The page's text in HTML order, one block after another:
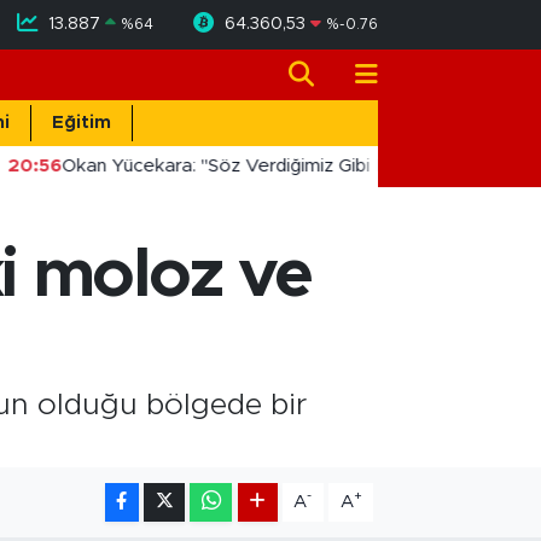
13.887 %64 64.360,53 %-0.76
Eğitim
20:56Okan Yücekara: "Söz Verdiğimiz Gibi Masada Değil,
moloz ve
olduğu bölgede bir
A- A+